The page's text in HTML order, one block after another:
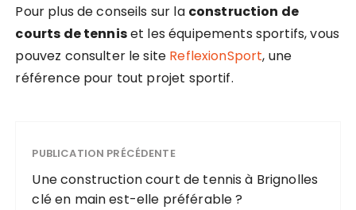
Pour plus de conseils sur la construction de
courts de tenniset les équipements sportifs, vous
pouvez consulter le site ReflexionSport, une
référence pour tout projet sportif.
PUBLICATION PRÉCÉDENTE
Une construction court de tennis à Brignolles
clé en main est-elle préférable ?